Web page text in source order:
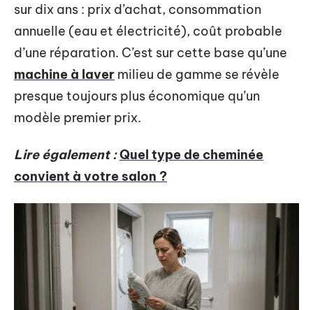
sur dix ans : prix d’achat, consommation
annuelle (eau et électricité), coût probable
d’une réparation. C’est sur cette base qu’une
machine à laver milieu de gamme se révèle
presque toujours plus économique qu’un
modèle premier prix.
Lire également :Quel type de cheminée
convient à votre salon ?